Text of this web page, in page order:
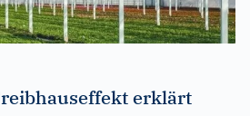
erklärt